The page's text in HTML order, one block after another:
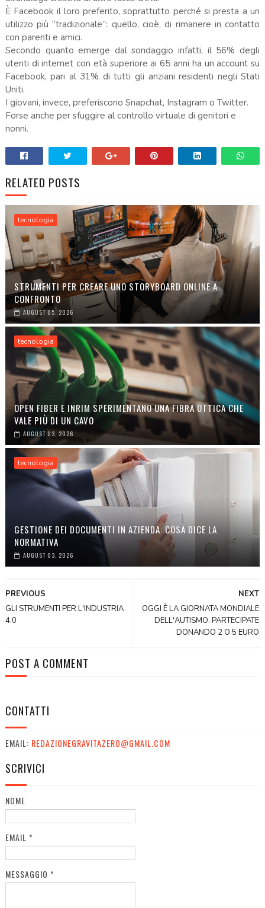
È Facebook il loro preferito, soprattutto perché si presta a un
utilizzo più “tradizionale”: quello, cioè, di rimanere in contatto
con parenti e amici.
Secondo quanto emerge dal sondaggio infatti, il 56% degli
utenti di internet con età superiore ai 65 anni ha un account su
Facebook, pari al 31% di tutti gli anziani residenti negli Stati
Uniti.
I giovani, invece, preferiscono Snapchat, Instagram o Twitter.
Forse anche per sfuggire al controllo virtuale di genitori e
nonni.
RELATED POSTS
tecnologia
STRUMENTI PER CREARE UNO STORYBOARD ONLINE A
CONFRONTO
AUGUST 05, 2026
tecnologia
OPEN FIBER E INRIM SPERIMENTANO UNA FIBRA OTTICA CHE
VALE PIÙ DI UN CAVO
AUGUST 03, 2026
tecnologia
GESTIONE DEI DOCUMENTI IN AZIENDA: COSA DICE LA
NORMATIVA
AUGUST 03, 2026
NEXT
OGGI È LA GIORNATA MONDIALE
DELL'AUTISMO. PARTECIPATE
DONANDO 2 O 5 EURO
PREVIOUS
GLI STRUMENTI PER L'INDUSTRIA
4.0
POST A COMMENT
CONTATTI
EMAIL: REDAZIONEGRAVITAZERO@GMAIL.COM
SCRIVICI
NOME
EMAIL *
MESSAGGIO *